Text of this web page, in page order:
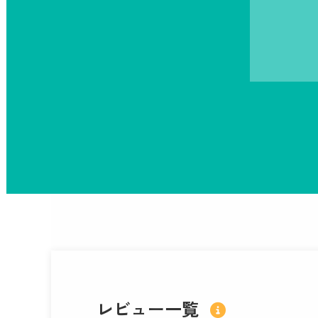
レビュー一覧